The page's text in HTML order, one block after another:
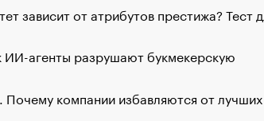
зависит от атрибутов престижа? Тест
ИИ-агенты разрушают букмекерскую
компании избавляются от лучших